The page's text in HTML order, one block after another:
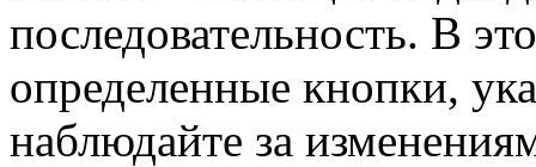
последовательность. В
определенные кнопки,
наблюдайте за